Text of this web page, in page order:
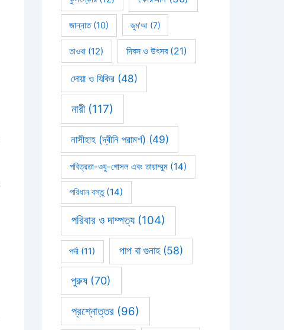
জান্নাত(10) জুম'আ(7)
তাওবা (12) দিবস ও উৎসব(21)
দোয়া ও যিকির(48)
নারী(117)
নাসীহাহ (দ্বীনি পরামর্শ) (49)
পবিত্রতা-ওযু-গোসল এবং তায়াম্মুম(14)
পরিধান বস্তু(14)
পরিবার ও দাম্পত্য(104)
পর্দা (11) পাপ বা গুনাহ(58)
পুরুষ (70)
প্রশ্নোত্তর(96)